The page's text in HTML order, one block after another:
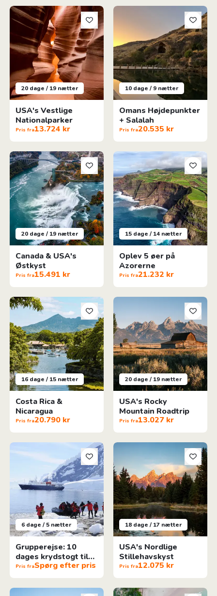
20 dage / 19 nætter
USA's Vestlige
Nationalparker
Pris fra13.724 kr
USA's Vestlige Nationalparker
10 dage / 9 nætter
Omans Højdepunkter
+ Salalah
Pris fra20.535 kr
Omans Højdepunkter + Salalah
20 dage / 19 nætter
Canada & USA's
Østkyst
Pris fra15.491 kr
Canada & USA's Østkyst
15 dage / 14 nætter
Oplev 5 øer på
Azorerne
Pris fra21.232 kr
Oplev 5 øer på Azorerne
16 dage / 15 nætter
Costa Rica &
Nicaragua
Pris fra20.790 kr
Costa Rica & Nicaragua
20 dage / 19 nætter
USA's Rocky
Mountain Roadtrip
Pris fra13.027 kr
USA's Rocky Mountain
6 dage / 5 nætter
Grupperejse: 10
dages krydstogt til
Antarktis
Pris fraSpørg efter pris
Grupperejse: 10 dages krydstogt til Antarktis
18 dage / 17 nætter
USA's Nordlige
Stillehavskyst
Pris fra12.075 kr
USA's Nordlige Stillehavskyst
Melbourne til Sydney - Den ikoniske ruteSydney til Brisbane -